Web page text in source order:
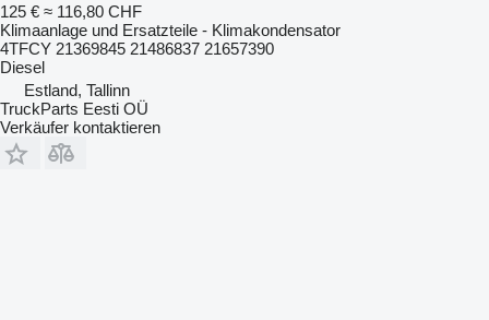
125 € ≈ 116,80 CHF
Klimaanlage und Ersatzteile - Klimakondensator
4TFCY 21369845 21486837 21657390
Diesel
Estland, Tallinn
TruckParts Eesti OÜ
Verkäufer kontaktieren